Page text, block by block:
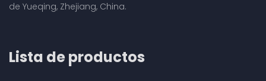
de Yueqing, Zhejiang, China.
Lista de productos